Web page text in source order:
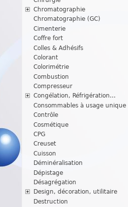
Chromatographie
Chromatographie (GC)
Cimenterie
Coffre fort
Colles & Adhésifs
Colorant
Colorimétrie
Combustion
Compresseur
Congélation, Réfrigération...
Consommables à usage unique
Contrôle
Cosmétique
CPG
Creuset
Cuisson
Déminéralisation
Dépistage
Désagrégation
Design, décoration, utilitaire
Destruction